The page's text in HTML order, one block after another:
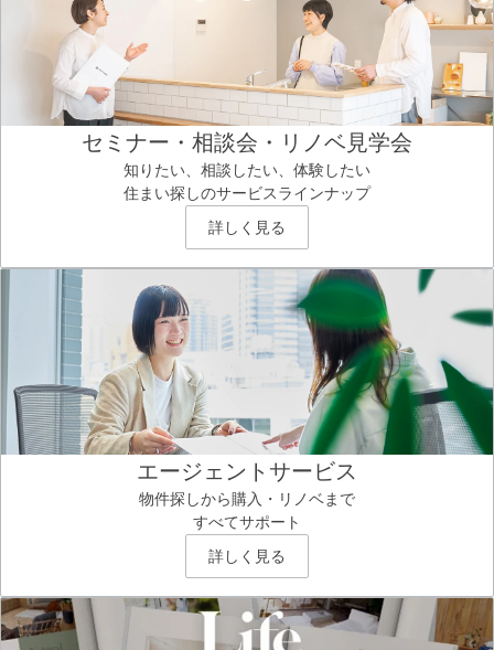
セミナー・相談会・リノベ見学会
知りたい、相談したい、体験したい
住まい探しのサービスラインナップ
詳しく見る
エージェントサービス
物件探しから購入・リノベまで
すべてサポート
詳しく見る